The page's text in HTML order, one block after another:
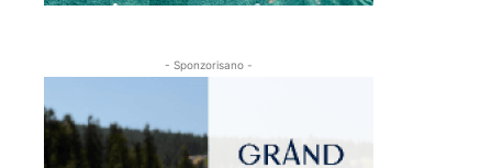
- Sponzorisano -